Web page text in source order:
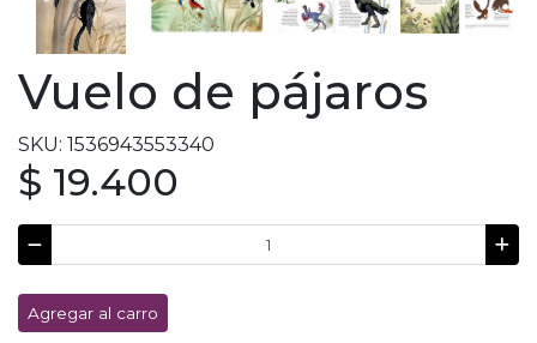
Vuelo de pájaros
SKU: 1536943553340
$ 19.400
Agregar al carro